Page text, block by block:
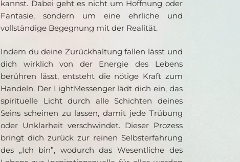
kannst. Dabei geht es nicht um Hoffnung oder
Fantasie, sondern um eine ehrliche und
vollständige Begegnung mit der Realität.
Indem du deine Zurückhaltung fallen lässt und
dich wirklich von der Energie des Lebens
berühren lässt, entsteht die nötige Kraft zum
Handeln. Der LightMessenger lädt dich ein, das
spirituelle Licht durch alle Schichten deines
Seins scheinen zu lassen, damit jede Trübung
oder Unklarheit verschwindet. Dieser Prozess
bringt dich zurück zur reinen Selbsterfahrung
des „Ich bin”, wodurch das Wesentliche des